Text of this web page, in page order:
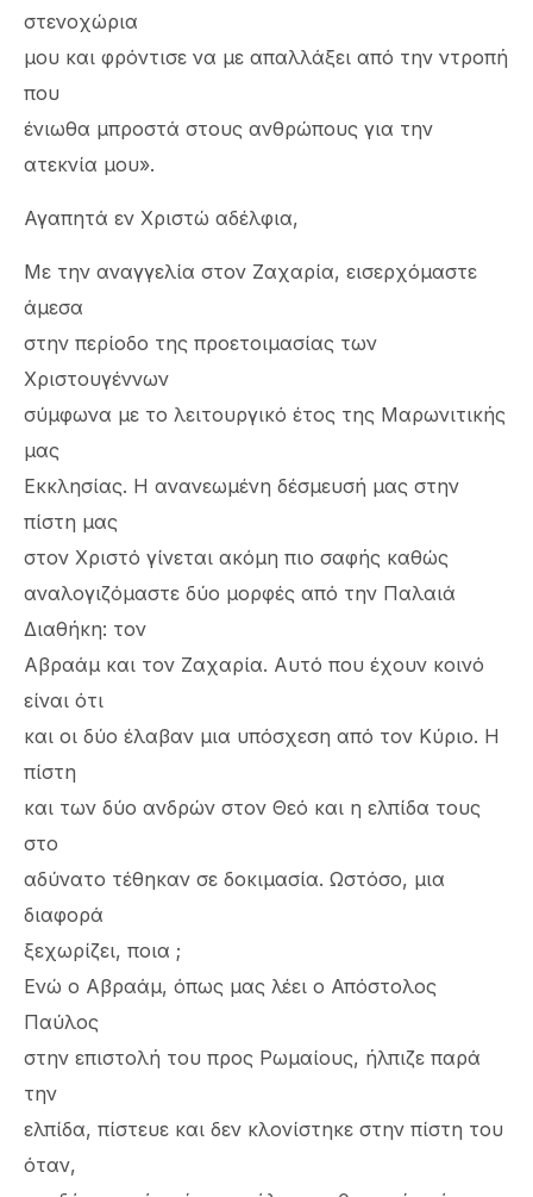
στενοχώρια
μου και φρόντισε να με απαλλάξει από την ντροπή
που
ένιωθα μπροστά στους ανθρώπους για την
ατεκνία μου».
Αγαπητά εν Χριστώ αδέλφια,
Με την αναγγελία στον Ζαχαρία, εισερχόμαστε
άμεσα
στην περίοδο της προετοιμασίας των
Χριστουγέννων
σύμφωνα με το λειτουργικό έτος της Μαρωνιτικής
μας
Εκκλησίας. Η ανανεωμένη δέσμευσή μας στην
πίστη μας
στον Χριστό γίνεται ακόμη πιο σαφής καθώς
αναλογιζόμαστε δύο μορφές από την Παλαιά
Διαθήκη: τον
Αβραάμ και τον Ζαχαρία. Αυτό που έχουν κοινό
είναι ότι
και οι δύο έλαβαν μια υπόσχεση από τον Κύριο. Η
πίστη
και των δύο ανδρών στον Θεό και η ελπίδα τους
στο
αδύνατο τέθηκαν σε δοκιμασία. Ωστόσο, μια
διαφορά
ξεχωρίζει, ποια ;
Ενώ ο Αβραάμ, όπως μας λέει ο Απόστολος
Παύλος
στην επιστολή του προς Ρωμαίους, ήλπιζε παρά
την
ελπίδα, πίστευε και δεν κλονίστηκε στην πίστη του
όταν,